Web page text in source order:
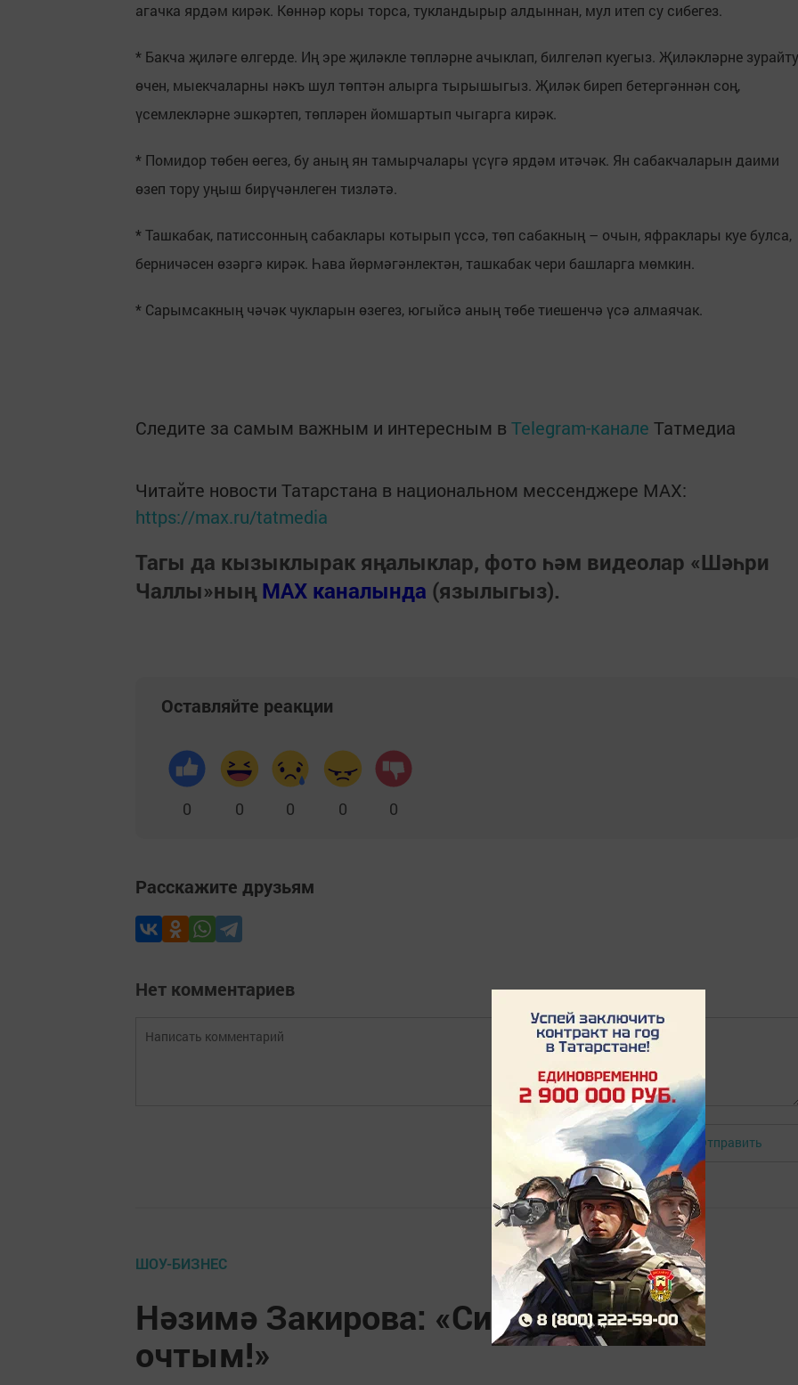
агачка ярдәм кирәк. Көннәр коры торса, тукландырыр алдыннан, мул итеп су сибегез.
* Бакча җиләге өлгерде. Иң эре җиләкле төпләрне ачыклап, билгеләп куегыз. Җиләкләрне зурайту
өчен, мыекчаларны нәкъ шул төптән алырга тырышыгыз. Җиләк биреп бетергәннән соң,
үсемлекләрне эшкәртеп, төпләрен йомшартып чыгарга кирәк.
* Помидор төбен өегез, бу аның ян тамырчалары үсүгә ярдәм итәчәк. Ян сабакчаларын даими
өзеп тору уңыш бирүчәнлеген тизләтә.
* Ташкабак, патиссонның сабаклары котырып үссә, төп сабакның – очын, яфраклары куе булса,
берничәсен өзәргә кирәк. Һава йөрмәгәнлектән, ташкабак чери башларга мөмкин.
* Сарымсакның чәчәк чукларын өзегез, югыйсә аның төбе тиешенчә үсә алмаячак.
Следите за самым важным и интересным в Telegram-канале Татмедиа
Читайте новости Татарстана в национальном мессенджере MАХ:
https://max.ru/tatmedia
Тагы да кызыклырак яңалыклар, фото һәм видеолар «Шәһри
Чаллы»ның MAX каналында (язылыгыз).
Оставляйте реакции
0 0 0 0 0
Расскажите друзьям
Нет комментариев
Авторизоваться Отправить
ШОУ-БИЗНЕС
Нәзимә Закирова: «Сиксән яшемдә
очтым!»